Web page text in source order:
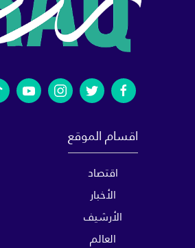
اقسام الموقع
اقتصاد
الأخبار
الأرشيف
العالم